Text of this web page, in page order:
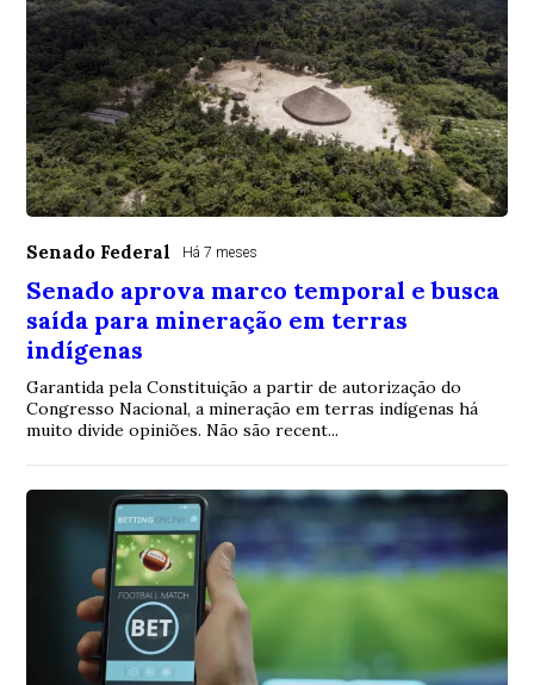
Senado Federal Há 7 meses
Senado aprova marco temporal e busca
saída para mineração em terras
indígenas
Garantida pela Constituição a partir de autorização do
Congresso Nacional, a mineração em terras indígenas há
muito divide opiniões. Não são recent...